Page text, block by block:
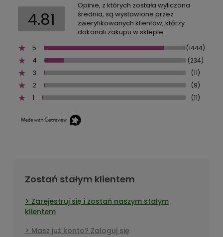
4.81
Opinie, z których została wyliczona
średnia, są wystawione przez
zweryfikowanych klientów, którzy
dokonali zakupu w sklepie.
5
(1444)
4 (234)
3 (11)
2 (9)
1 (11)
Zostań stałym klientem
Zarejestruj się i zostań naszym stałym
klientem
Masz już konto? Zaloguj się